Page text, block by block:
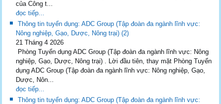
của Công t...
đọc tiếp...
Thông tin tuyển dụng: ADC Group (Tập đoàn đa ngành lĩnh vực:
Nông nghiệp, Gạo, Dược, Nông trại) (2)
21 Tháng 4 2026
Phòng Tuyển dụng ADC Group (Tập đoàn đa ngành lĩnh vực: Nông
nghiệp, Gạo, Dược, Nông trại) . Lời đầu tiên, thay mặt Phòng Tuyển
dụng ADC Group (Tập đoàn đa ngành lĩnh vực: Nông nghiệp, Gạo,
Dược, Nôn...
đọc tiếp...
Thông tin tuyển dụng: ADC Group (Tập đoàn đa ngành lĩnh vực: